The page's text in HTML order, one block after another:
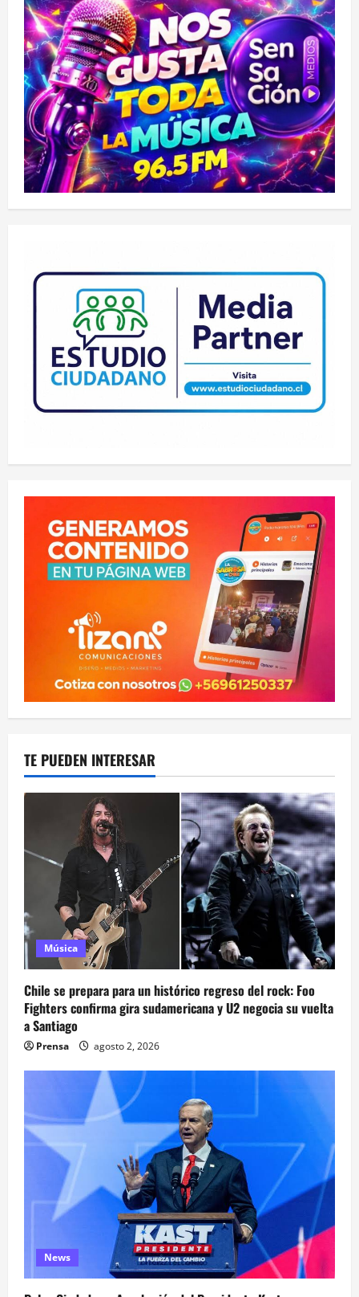
TE PUEDEN INTERESAR
Música
Chile se prepara para un histórico regreso del rock: Foo
Fighters confirma gira sudamericana y U2 negocia su vuelta
a Santiago
Prensa agosto 2, 2026
News